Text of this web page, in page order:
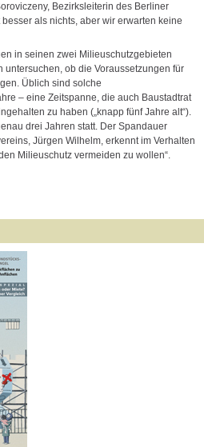
Bezirksleiterin des Berliner
als nichts, aber wir erwarten keine
in seinen zwei Milieuschutzgebieten
untersuchen, ob die Voraussetzungen für
Üblich sind solche
– eine Zeitspanne, die auch Baustadtrat
zu haben („knapp fünf Jahre alt“).
drei Jahren statt. Der Spandauer
Jürgen Wilhelm, erkennt im Verhalten
Milieuschutz vermeiden zu wollen“.